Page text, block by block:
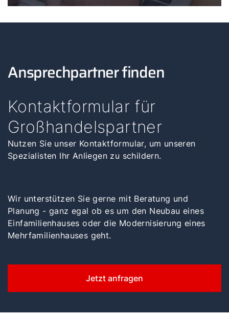
Ansprechpartner finden
Kontaktformular für
Großhandelspartner
Nutzen Sie unser Kontaktformular, um unseren
Spezialisten Ihr Anliegen zu schildern.
Wir unterstützen Sie gerne mit Beratung und
Planung - ganz egal ob es um den Neubau eines
Einfamilienhauses oder die Modernisierung eines
Mehrfamilienhauses geht.
Jetzt anfragen